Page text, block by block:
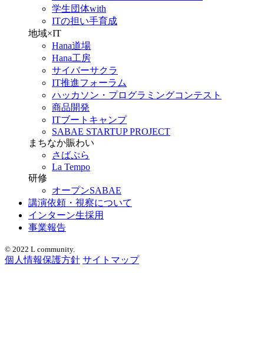
学生団体with
ITの担い手育成
地域×IT
Hana道場
Hana工房
サイバーサクラ
IT推進フォーラム
ハッカソン・プログラミングコンテスト
商品開発
ITブートキャンプ
SABAE STARTUP PROJECT
まちなか賑わい
さばぷら
La Tempo
研修
オープンSABAE
講演依頼・視察について
インターン生採用
事業報告
© 2022 L community.
個人情報保護方針 サイトマップ